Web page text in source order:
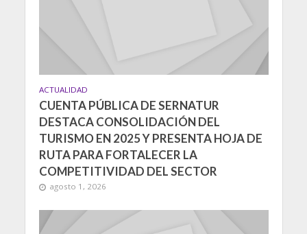
ACTUALIDAD
CUENTA PÚBLICA DE SERNATUR
DESTACA CONSOLIDACIÓN DEL
TURISMO EN 2025 Y PRESENTA HOJA DE
RUTA PARA FORTALECER LA
COMPETITIVIDAD DEL SECTOR
agosto 1, 2026